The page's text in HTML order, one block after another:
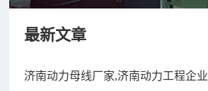
最新文章
济南动力母线厂家,济南动力工程企业